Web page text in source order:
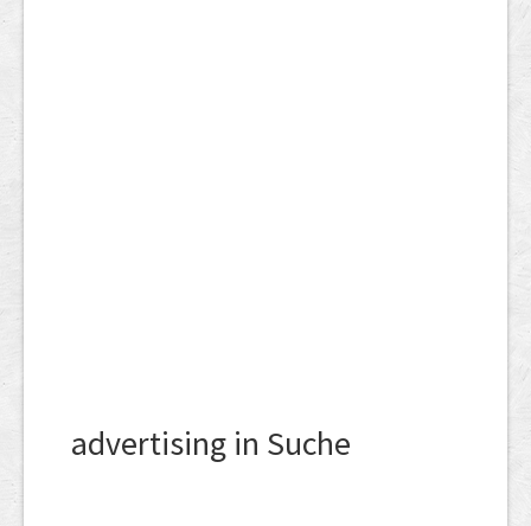
advertising in Suche